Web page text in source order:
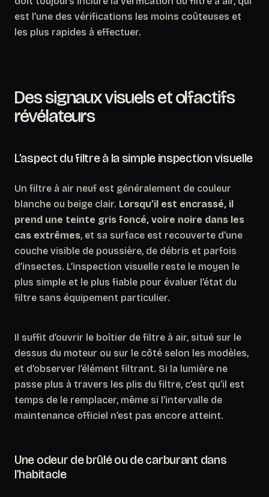
est l’une des vérifications les moins coûteuses et
les plus rapides à effectuer.
Des signaux visuels et olfactifs
révélateurs
L’aspect du filtre à la simple inspection visuelle
Un filtre à air neuf est généralement de couleur
blanche ou beige clair. Lorsqu’il est encrassé, il
prend une teinte gris foncé, voire noire dans les
cas extrêmes, et sa surface est recouverte d’une
couche visible de poussière, de débris et parfois
d’insectes. L’inspection visuelle reste le moyen le
plus simple et le plus fiable pour évaluer l’état du
filtre sans équipement particulier.
Il suffit d’ouvrir le boîtier de filtre à air, situé sur le
dessus du moteur ou sur le côté selon les modèles,
et d’observer l’élément filtrant. Si la lumière ne
passe plus à travers les plis du filtre, c’est qu’il est
temps de le remplacer, même si l’intervalle de
maintenance officiel n’est pas encore atteint.
Une odeur de brûlé ou de carburant dans
l’habitacle